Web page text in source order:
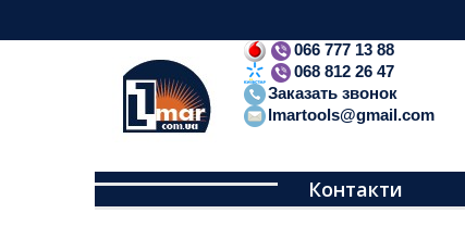
066 777 13 88
068 812 26 47
Заказать звонок
lmartools@gmail.com
Контакти